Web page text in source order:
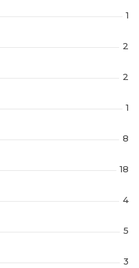
1
2
2
1
8
18
4
5
3